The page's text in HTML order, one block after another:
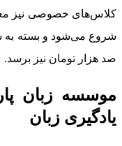
شروع می‌شود و بسته به
صد هزار تومان نیز برسد.
موسسه زبان
یادگیری زبان